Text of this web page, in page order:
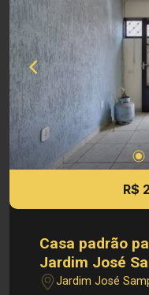
como imobiliária,
qualquer
dados e
aviso prévio.
R$
Casa padrão
Jardim José
Ribeirão Preto
Jardim José